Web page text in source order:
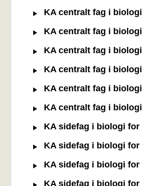
KA centralt fag i
KA centralt fag i
KA centralt fag i
KA centralt fag i
KA centralt fag i
KA centralt fag i
KA sidefag i biologi for
KA sidefag i biologi for
KA sidefag i biologi for
KA sidefag i biologi for